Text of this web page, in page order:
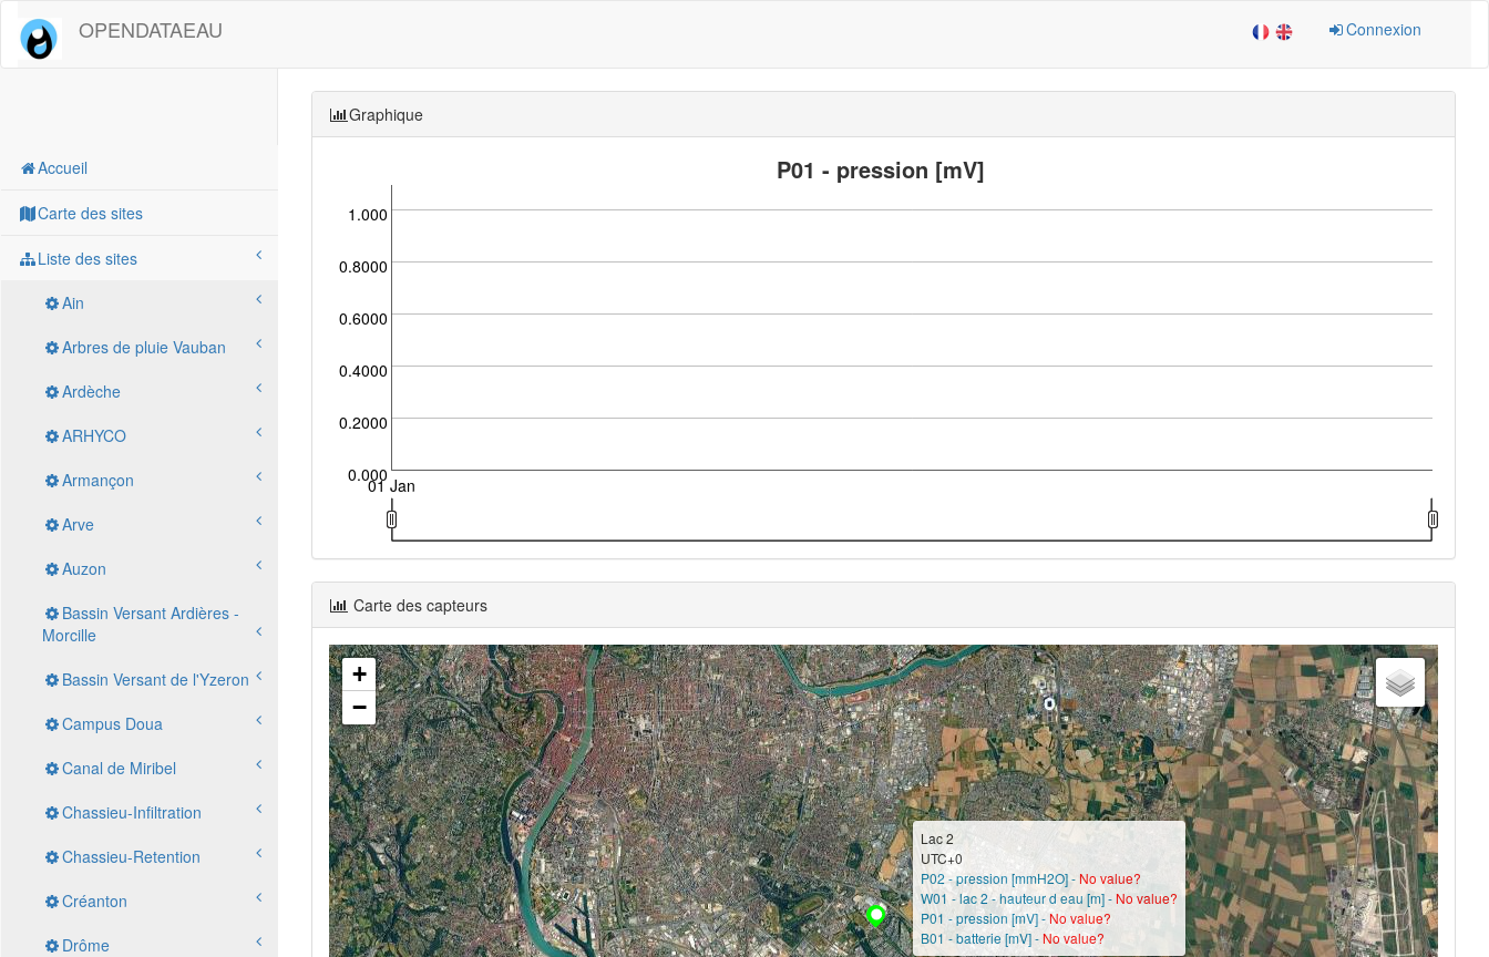
OPENDATAEAU Connexion
Accueil
Carte des sites
Liste des sites
Ain
Arbres de pluie Vauban
Ardèche
ARHYCO
Armançon
Arve
Auzon
Bassin Versant Ardières -
Morcille
Bassin Versant de l'Yzeron
Campus Doua
Canal de Miribel
Chassieu-Infiltration
Chassieu-Retention
Créanton
Drôme
Graphique
P01 - pression [mV]
0.000
0.2000
0.4000
0.6000
0.8000
1.000
01 Jan
Carte des capteurs
Lac 2
UTC+0
P02 - pression [mmH2O] -No value?
W01 - lac 2 - hauteur d eau [m] -No value?
P01 - pression [mV] -No value?
B01 - batterie [mV] -No value?
+
−